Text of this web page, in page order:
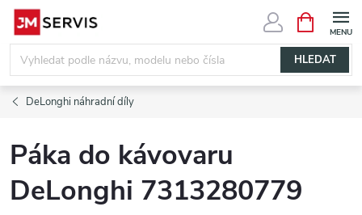
Přejít
obsah
HLEDAT
NÁKUPNÍ
KOŠÍK
DeLonghi náhradní díly
Páka do kávovaru
DeLonghi 7313280779